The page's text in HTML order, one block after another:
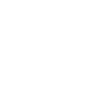
TIG
เชื่อม